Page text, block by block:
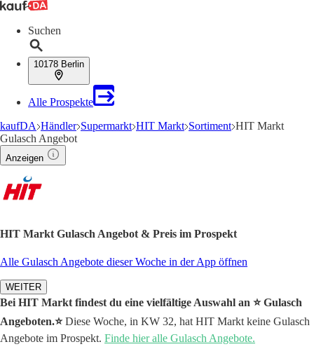
Suchen
10178 Berlin
Alle Prospekte
kaufDA Händler Supermarkt HIT Markt Sortiment HIT Markt
Gulasch Angebot
Anzeigen
HIT Markt Gulasch Angebot & Preis im Prospekt
Alle Gulasch Angebote dieser Woche in der App öffnen
WEITER
Bei HIT Markt findest du eine vielfältige Auswahl an ⭐️ Gulasch
Angeboten.⭐️Diese Woche, in KW 32, hat HIT Markt keine Gulasch
Angebote im Prospekt. Finde hier alle Gulasch Angebote.